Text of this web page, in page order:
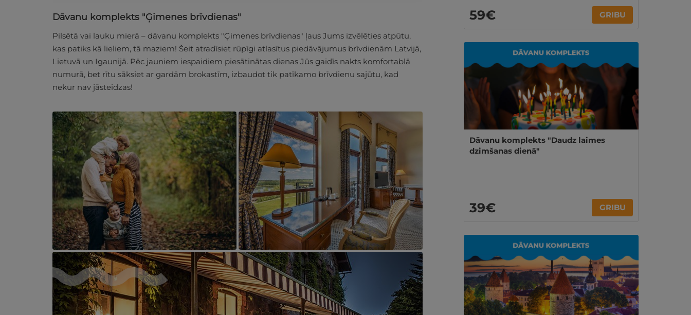
59€ GRIBU
Dāvanu komplekts "Daudz laimes
dzimšanas dienā"
39€ GRIBU
Dāvanu komplekts "Ģimenes brīvdienas"
Pilsētā vai lauku mierā – dāvanu komplekts "Ģimenes brīvdienas" ļaus Jums izvēlēties atpūtu,
kas patiks kā lieliem, tā maziem! Šeit atradīsiet rūpīgi atlasītus piedāvājumus brīvdienām Latvijā,
Lietuvā un Igaunijā. Pēc jauniem iespaidiem piesātinātas dienas Jūs gaidīs nakts komfortablā
numurā, bet rītu sāksiet ar gardām brokastīm, izbaudot tik patīkamo brīvdienu sajūtu, kad
nekur nav jāsteidzas!